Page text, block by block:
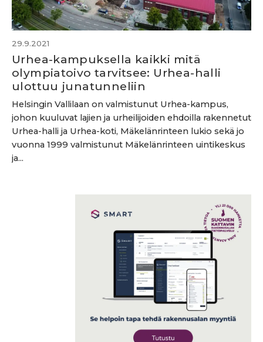
29.9.2021
Urhea-kampuksella kaikki mitä
olympiatoivo tarvitsee: Urhea-halli
ulottuu junatunneliin
Helsingin Vallilaan on valmistunut Urhea-kampus,
johon kuuluvat lajien ja urheilijoiden ehdoilla rakennetut
Urhea-halli ja Urhea-koti, Mäkelänrinteen lukio sekä jo
vuonna 1999 valmistunut Mäkelänrinteen uintikeskus
ja...